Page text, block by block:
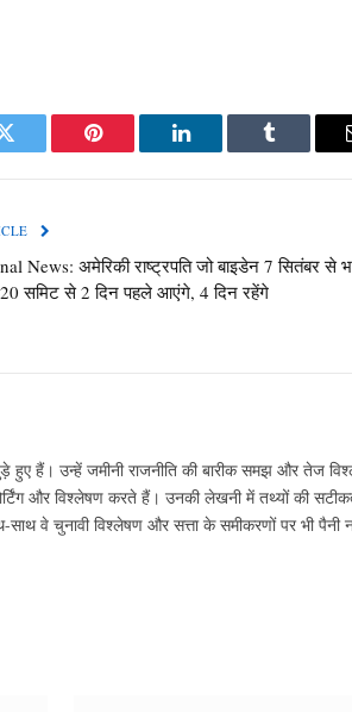
Twitter Pinterest LinkedIn Tumblr
News: अमेरिकी राष्ट्रपति जो बाइडेन 7 सितंबर से
समिट से 2 दिन पहले आएंगे, 4 दिन रहेंगे
हुए हैं। उन्हें जमीनी राजनीति की बारीक समझ और तेज
और विश्लेषण करते हैं। उनकी लेखनी में तथ्यों की
साथ वे चुनावी विश्लेषण और सत्ता के समीकरणों पर भी पैनी